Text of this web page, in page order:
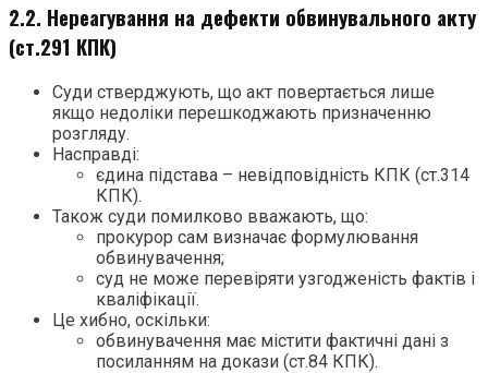
2.2. Нереагування на дефекти обвинувального акту
(ст.291 КПК)
Суди стверджують, що акт повертається лише
якщо недоліки перешкоджають призначенню
розгляду.
Насправді:
єдина підстава – невідповідність КПК (ст.314
КПК).
Також суди помилково вважають, що:
прокурор сам визначає формулювання
обвинувачення;
суд не може перевіряти узгодженість фактів і
кваліфікації.
Це хибно, оскільки:
обвинувачення має містити фактичні дані з
посиланням на докази (ст.84 КПК).